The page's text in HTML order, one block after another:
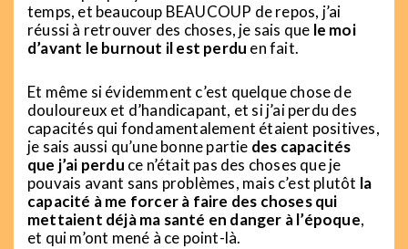
temps, et beaucoup BEAUCOUP de repos, j’ai
réussi à retrouver des choses, je sais que le moi
d’avant le burnout il est perdu en fait.
Et même si évidemment c’est quelque chose de
douloureux et d’handicapant, et si j’ai perdu des
capacités qui fondamentalement étaient positives,
je sais aussi qu’une bonne partie des capacités
que j’ai perdu ce n’était pas des choses que je
pouvais avant sans problèmes, mais c’est plutôt la
capacité à me forcer à faire des choses qui
mettaient déjà ma santé en danger à l’époque,
et qui m’ont mené à ce point-là.